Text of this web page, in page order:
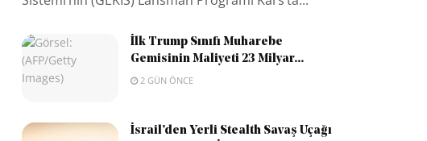
İlk Trump Sınıfı Muharebe
Gemisinin Maliyeti 23 Milyar...
2 GÜN ÖNCE
İsrail’den Yerli Stealth Savaş Uçağı